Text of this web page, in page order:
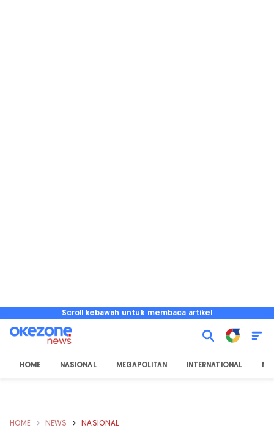
Scroll kebawah untuk membaca artikel
HOME NASIONAL MEGAPOLITAN INTERNATIONAL
HOME NEWS NASIONAL